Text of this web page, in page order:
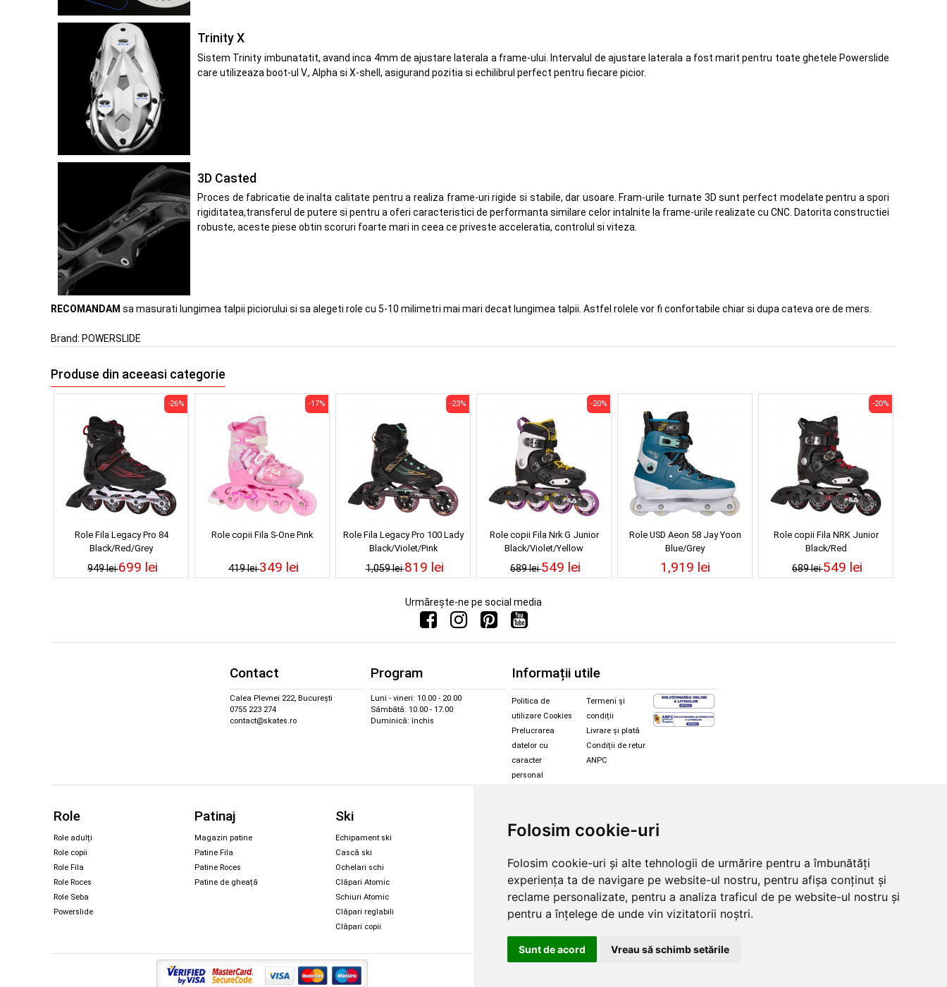
Folosim cookie-uri
Folosim cookie-uri și alte tehnologii de urmărire pentru a îmbunătăți
experiența ta de navigare pe website-ul nostru, pentru afișa conținut și
reclame personalizate, pentru a analiza traficul de pe website-ul nostru și
pentru a înțelege de unde vin vizitatorii noștri.
Sunt de acord Vreau să schimb setările
Trinity X
Sistem Trinity imbunatatit, avand inca 4mm de ajustare laterala a frame-ului. Intervalul de ajustare laterala a fost marit pentru toate ghetele Powerslide
care utilizeaza boot-ul V., Alpha si X-shell, asigurand pozitia si echilibrul perfect pentru fiecare picior.
3D Casted
Proces de fabricatie de inalta calitate pentru a realiza frame-uri rigide si stabile, dar usoare. Fram-urile turnate 3D sunt perfect modelate pentru a spori
rigiditatea,transferul de putere si pentru a oferi caracteristici de performanta similare celor intalnite la frame-urile realizate cu CNC. Datorita constructiei
robuste, aceste piese obtin scoruri foarte mari in ceea ce priveste acceleratia, controlul si viteza.
RECOMANDAM sa masurati lungimea talpii piciorului si sa alegeti role cu 5-10 milimetri mai mari decat lungimea talpii. Astfel rolele vor fi confortabile chiar si dupa cateva ore de mers.
Brand: POWERSLIDE
Produse din aceeasi categorie
Role Fila Legacy Pro 84
Black/Red/Grey
949 lei
-26%
699 lei
Role copii Fila S-One Pink
419 lei
-17%
349 lei
Role Fila Legacy Pro 100 Lady
Black/Violet/Pink
1,059 lei
-23%
819 lei
Role copii Fila Nrk G Junior
Black/Violet/Yellow
689 lei
-20%
549 lei
Role USD Aeon 58 Jay Yoon
Blue/Grey
1,919 lei
Role copii Fila NRK Junior
Black/Red
689 lei
-20%
549 lei
Urmărește-ne pe social media
Contact
Calea Plevnei 222, București
0755 223 274
contact@skates.ro
Program
Luni - vineri: 10.00 - 20.00
Sâmbătă: 10.00 - 17.00
Duminică: închis
Informații utile
Politica de
utilizare Cookies
Prelucrarea
datelor cu
caracter
personal
Termeni și
condiții
Livrare și plată
Condiții de retur
ANPC
Role
Role adulți
Role copii
Role Fila
Role Roces
Role Seba
Powerslide
Patinaj
Magazin patine
Patine Fila
Patine Roces
Patine de gheață
Ski
Echipament ski
Cască ski
Ochelari schi
Clăpari Atomic
Schiuri Atomic
Clăpari reglabili
Clăpari copii
Magazin snowboard
Legături Rome SDS
Skate & longboard
Santa Cruz
Îmbrăcăminte schi și snowboard
Căști și ochelari Alpina
Ochelari Oakley
Ochelari Alpina
Ochelari de soare Oakley
Ochelari de soare Alpina
Intretinere manusi